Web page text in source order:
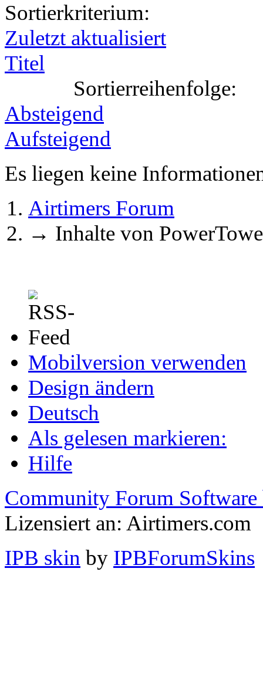
Sortierkriterium:
Zuletzt aktualisiert
Titel
Sortierreihenfolge:
Absteigend
Aufsteigend
Es liegen keine
Airtimers Forum
→ Inhalte von
Mobilversion verwenden
Design ändern
Deutsch
Als gelesen markieren:
Hilfe
Community Forum Software
Lizensiert an: Airtimers.com
IPB skin by IPBForumSkins